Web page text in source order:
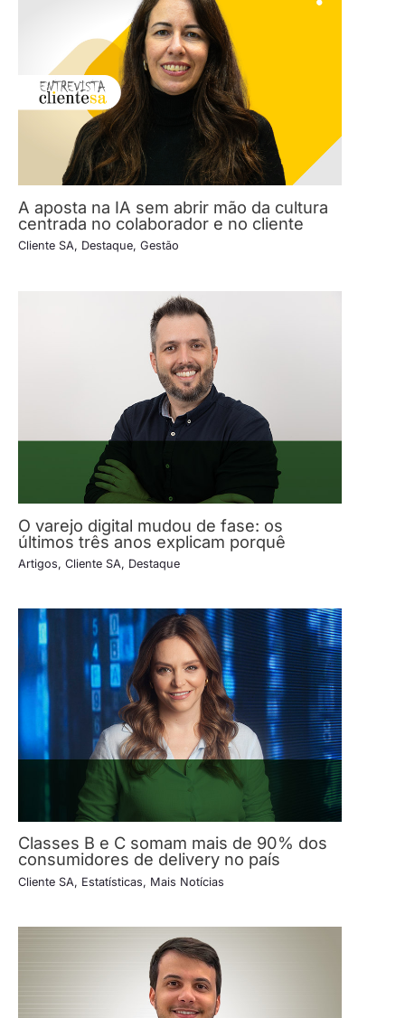
A aposta na IA sem abrir mão da cultura
centrada no colaborador e no cliente
Cliente SA, Destaque, Gestão
O varejo digital mudou de fase: os
últimos três anos explicam porquê
Artigos, Cliente SA, Destaque
Classes B e C somam mais de 90% dos
consumidores de delivery no país
Cliente SA, Estatísticas, Mais Notícias